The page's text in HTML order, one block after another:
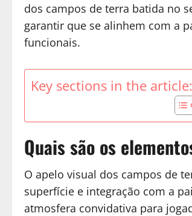
dos campos de terra batida no
garantir que se alinhem com a
funcionais.
Key sections in the article:
Quais são os
O apelo visual dos campos de
superfície e integração com a
atmosfera convidativa para